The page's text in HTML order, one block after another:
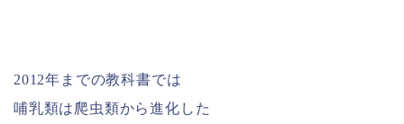
2012年までの教科書では
哺乳類は爬虫類から進化した